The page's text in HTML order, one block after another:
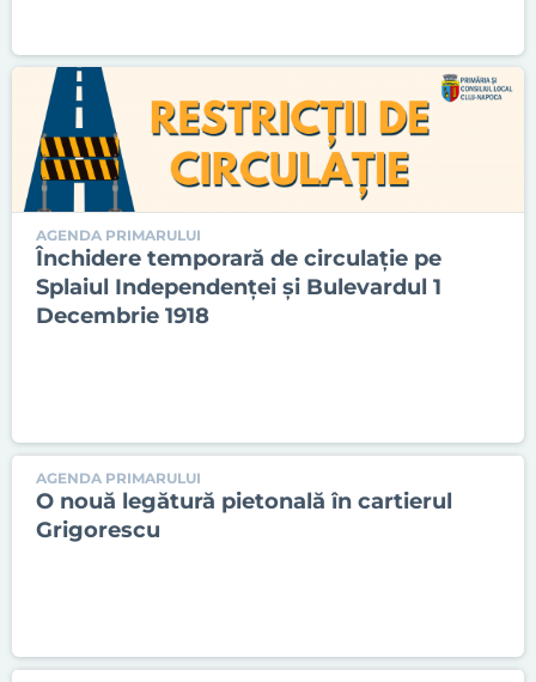
AGENDA PRIMARULUI
Închidere temporară de circulație pe
Splaiul Independenței și Bulevardul 1
Decembrie 1918
AGENDA PRIMARULUI
O nouă legătură pietonală în cartierul
Grigorescu